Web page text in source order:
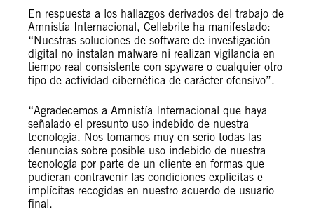
En respuesta a los hallazgos derivados del trabajo de
Amnistía Internacional, Cellebrite ha manifestado:
“Nuestras soluciones de software de investigación
digital no instalan malware ni realizan vigilancia en
tiempo real consistente con spyware o cualquier otro
tipo de actividad cibernética de carácter ofensivo”.
“Agradecemos a Amnistía Internacional que haya
señalado el presunto uso indebido de nuestra
tecnología. Nos tomamos muy en serio todas las
denuncias sobre posible uso indebido de nuestra
tecnología por parte de un cliente en formas que
pudieran contravenir las condiciones explícitas e
implícitas recogidas en nuestro acuerdo de usuario
final.